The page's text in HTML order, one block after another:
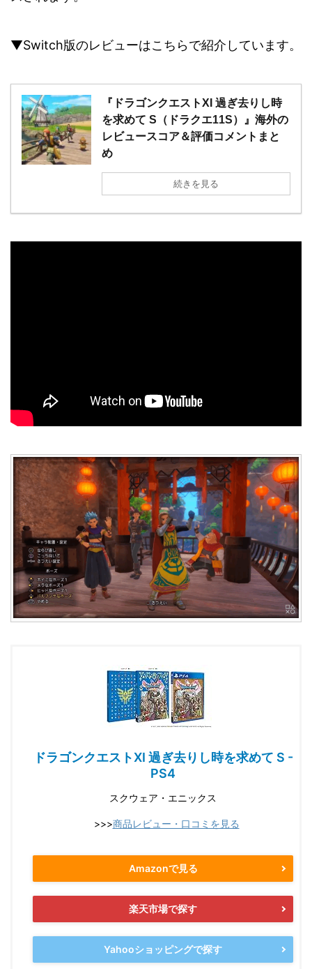
▼Switch版のレビューはこちらで紹介しています。
『ドラゴンクエストXI 過ぎ去りし時
を求めて S（ドラクエ11S）』海外の
レビュースコア＆評価コメントまと
め
続きを見る
ドラゴンクエストXI 過ぎ去りし時を求めて S -
PS4
スクウェア・エニックス
>>>商品レビュー・口コミを見る
Amazonで見る
楽天市場で探す
Yahooショッピングで探す